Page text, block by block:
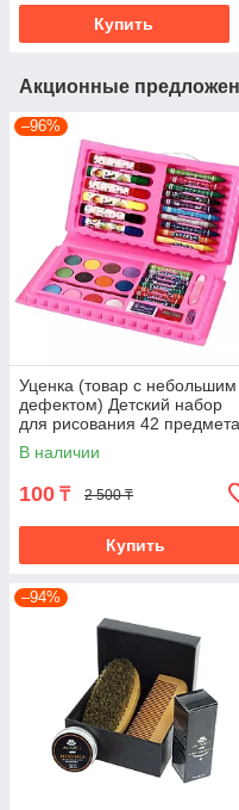
Купить
Акционные
–96%
Уценка (товар с небольшим
дефектом) Детский набор
для рисования 42 предмета
(4676/1)
В наличии
100 ₸ 2 500 ₸
Купить
–94%